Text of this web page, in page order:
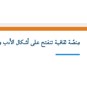
مِنصّة ثقافية تنفتح على أشكال الأدب